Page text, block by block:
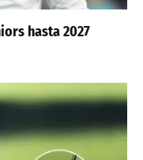
hasta 2027